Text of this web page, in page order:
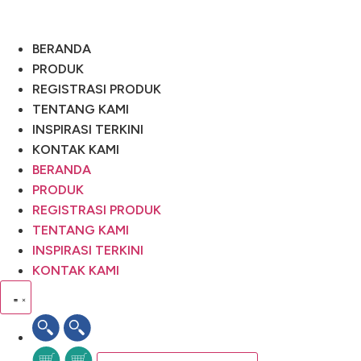
contentBERANDA
PRODUK
REGISTRASI PRODUK
TENTANG KAMI
INSPIRASI TERKINI
KONTAK KAMI
BERANDA
PRODUK
REGISTRASI PRODUK
TENTANG KAMI
INSPIRASI TERKINI
KONTAK KAMI